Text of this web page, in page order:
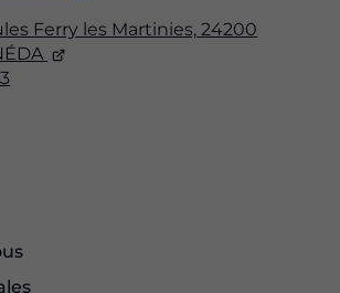
Ferry les Martinies, 24200